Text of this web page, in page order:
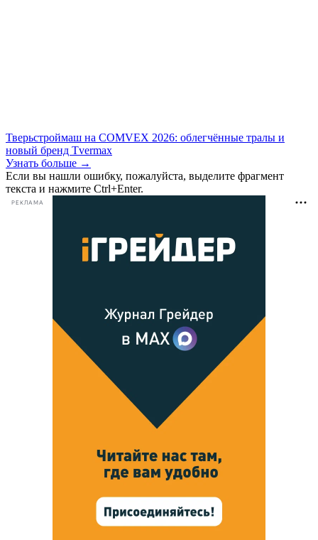
Тверьстроймаш на COMVEX 2026: облегчённые тралы и
новый бренд Tvermax
Узнать больше →
Если вы нашли ошибку, пожалуйста, выделите фрагмент
текста и нажмите Ctrl+Enter.
РЕКЛАМА